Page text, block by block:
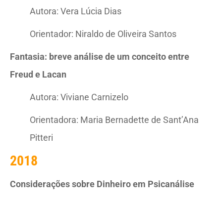
Autora: Vera Lúcia Dias
Orientador: Niraldo de Oliveira Santos
Fantasia: breve análise de um conceito entre
Freud e Lacan
Autora: Viviane Carnizelo
Orientadora: Maria Bernadette de Sant’Ana
Pitteri
2018
Considerações sobre Dinheiro em Psicanálise